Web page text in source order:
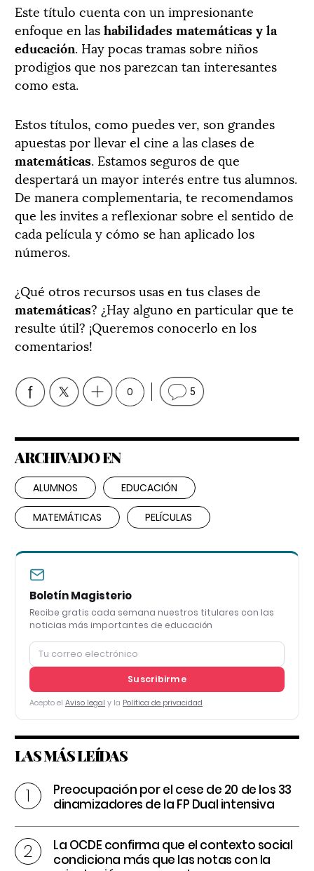
Este título cuenta con un impresionante
enfoque en lashabilidades matemáticas y la
educación. Hay pocas tramas sobre niños
prodigios que nos parezcan tan interesantes
como esta.
Estos títulos, como puedes ver, son grandes
apuestas por llevar el cine a las clases de
matemáticas. Estamos seguros de que
despertará un mayor interés entre tus alumnos.
De manera complementaria, te recomendamos
que les invites a reflexionar sobre el sentido de
cada película y cómo se han aplicado los
números.
¿Qué otros recursos usas en tus clases de
matemáticas? ¿Hay alguno en particular que te
resulte útil? ¡Queremos conocerlo en los
comentarios!
0 5
ARCHIVADO EN
ALUMNOS EDUCACIÓN
MATEMÁTICAS PELÍCULAS
Boletín Magisterio
Recibe gratis cada semana nuestros titulares con las
noticias más importantes de educación
Suscribirme
Acepto el Aviso legal y la Política de privacidad
LAS MÁS LEÍDAS
Preocupación por el cese de 20 de los 33
dinamizadores de la FP Dual intensiva
La OCDE confirma que el contexto social
condiciona más que las notas con la